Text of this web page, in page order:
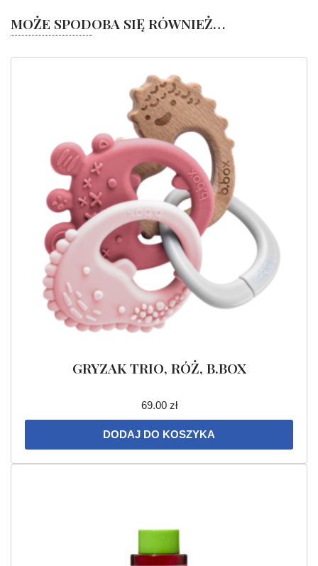
MOŻE SPODOBA SIĘ RÓWNIEŻ…
GRYZAK TRIO, RÓŻ, B.BOX
69.00 zł
DODAJ DO KOSZYKA